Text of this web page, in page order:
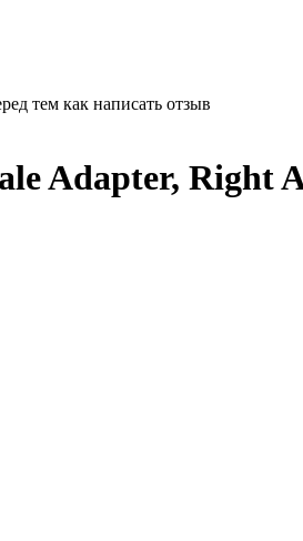
тем как написать отзыв
Adapter, Right